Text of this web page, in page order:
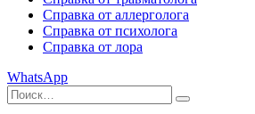
Справка от аллерголога
Справка от психолога
Справка от лора
WhatsApp
Искать:
Поиск